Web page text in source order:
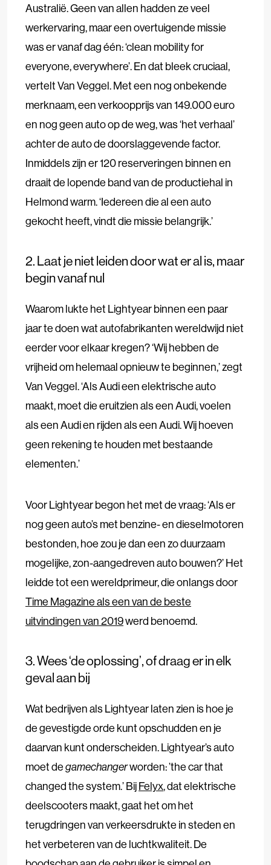
Australië. Geen van allen hadden ze veel
werkervaring, maar een overtuigende missie
was er vanaf dag één: ‘clean mobility for
everyone, everywhere’. En dat bleek cruciaal,
vertelt Van Veggel. Met een nog onbekende
merknaam, een verkoopprijs van 149.000 euro
en nog geen auto op de weg, was ‘het verhaal’
achter de auto de doorslaggevende factor.
Inmiddels zijn er 120 reserveringen binnen en
draait de lopende band van de productiehal in
Helmond warm. ‘Iedereen die al een auto
gekocht heeft, vindt die missie belangrijk.’
2. Laat je niet leiden door wat er al is, maar
begin vanaf nul
Waarom lukte het Lightyear binnen een paar
jaar te doen wat autofabrikanten wereldwijd niet
eerder voor elkaar kregen? ‘Wij hebben de
vrijheid om helemaal opnieuw te beginnen,’ zegt
Van Veggel. ‘Als Audi een elektrische auto
maakt, moet die eruitzien als een Audi, voelen
als een Audi en rijden als een Audi. Wij hoeven
geen rekening te houden met bestaande
elementen.’
Voor Lightyear begon het met de vraag: ‘Als er
nog geen auto’s met benzine- en dieselmotoren
bestonden, hoe zou je dan een zo duurzaam
mogelijke, zon-aangedreven auto bouwen?’ Het
leidde tot een wereldprimeur, die onlangs door
Time Magazine als een van de beste
uitvindingen van 2019werd benoemd.
3. Wees ‘de oplossing’, of draag er in elk
geval aan bij
Wat bedrijven als Lightyear laten zien is hoe je
de gevestigde orde kunt opschudden en je
daarvan kunt onderscheiden. Lightyear’s auto
moet degamechangerworden: ’the car that
changed the system.’ BijFelyx, dat elektrische
deelscooters maakt, gaat het om het
terugdringen van verkeersdrukte in steden en
het verbeteren van de luchtkwaliteit. De